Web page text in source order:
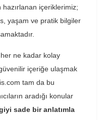
içeriklerimiz;
yaşam ve pratik bilgiler
ne kadar kolay
içeriğe ulaşmak
tam da bu
aradığı konular
sade bir anlatımla